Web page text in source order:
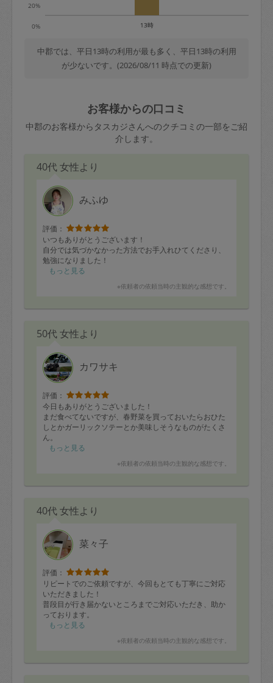
定期依頼1回（3時間）の金額とスポット
1回（3時間）依頼した場合の金額の差額
0%
20%
13時
中郡では、平日13時の利用が最も多く、平日13時の利用
が少ないです。(2026/08/11 時点での更新)
お客様からの口コミ
中郡のお客様からタスカジさんへのクチコミの一部をご紹
介します。
40代 女性より
みふゆ
評価：
いつもありがとうございます！
自分では気づかなかった方法でお手入れひてくださり、
勉強になりました！
もっと見る
※依頼者の依頼当時の主観的な感想です。
50代 女性より
カワサキ
評価：
今日もありがとうございました！
まだ食べてないですが、春野菜を買っておいたらおひた
しとかガーリックソテーとか美味しそうなものがたくさ
ん。
今週の晩御飯が楽しみです
もっと見る
※依頼者の依頼当時の主観的な感想です。
40代 女性より
菜々子
評価：
リピートでのご依頼ですが、今回もとても丁寧にご対応
いただきました！
普段目が行き届かないところまでご対応いただき、助か
っております。
もっと見る
※依頼者の依頼当時の主観的な感想です。